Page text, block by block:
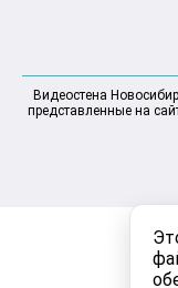
Видеостена
представленные на